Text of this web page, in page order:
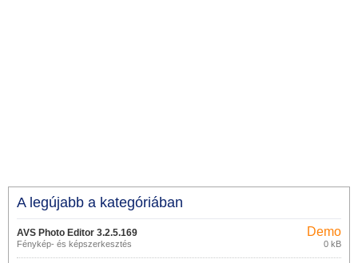
A legújabb a kategóriában
AVS Photo Editor 3.2.5.169
Fénykép- és képszerkesztés
Demo
0 kB